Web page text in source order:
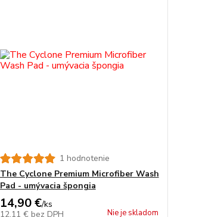
1 hodnotenie
The Cyclone Premium Microfiber Wash
Pad - umývacia špongia
14,90 €/ks
12,11 € bez DPH Nie je skladom